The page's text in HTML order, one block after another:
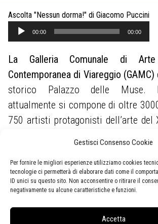
Gestisci Consenso Cookie
Per fornire le migliori esperienze utilizziamo cookies
tecnologie ci permetterà di elaborare dati come il
ID unici su questo sito. Non acconsentire o ritirare il
negativamente su alcune caratteristiche e funzioni.
Accetta
Ascolta "Nessun dorma!" di Giacomo Puccini
Audio
00:00 00:00
La Galleria Comunale di
Contemporanea di Viareggio (GAMC)
storico Palazzo delle Muse.
attualmente si compone di oltre
750 artisti protagonisti dell’arte del
anche una significativa presenza di
o che hanno avuto legami di varia
terra e di opere che hanno come
locali. La GAMC possiede la più
pubblica di opere diLorenzo
esponente dell’Espressionismo